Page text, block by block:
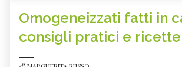
Omogeneizzati fatti in
consigli pratici e ricette